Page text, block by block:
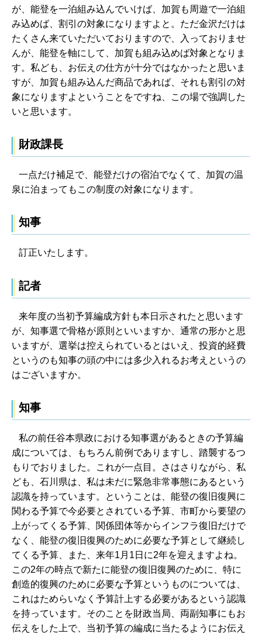
が、能登を一泊組み込んでいけば、加賀も周遊で一泊組
み込めば、割引の対象になりますよと。ただ金沢だけは
たくさん来ていただいておりますので、入っておりませ
んが、能登を軸にして、加賀も組み込めば対象となりま
す。私ども、お伝えの仕方が十分ではなかったと思いま
すが、加賀も組み込んだ商品であれば、それも割引の対
象になりますよということをですね、この場で強調した
いと思います。
財政課長
一点だけ補足で、能登だけの宿泊でなくて、加賀の温
泉に泊まってもこの制度の対象になります。
知事
訂正いたします。
記者
来年度の当初予算編成方針も本日示されたと思います
が、知事選で骨格が原則といいますか、通常の形かと思
いますが、選挙は控えられているとはいえ、投資的経費
というのも知事の頭の中には多少入れるお考えというの
はございますか。
知事
私の前任谷本県政における知事選があるときの予算編
成については、もちろん前例でありますし、踏襲するつ
もりでおりました。これが一点目。さはさりながら、私
ども、石川県は、私は未だに緊急非常事態にあるという
認識を持っています。ということは、能登の復旧復興に
関わる予算で今必要とされている予算、市町から要望の
上がってくる予算、関係団体等からインフラ復旧だけで
なく、能登の復旧復興のために必要な予算として継続し
てくる予算、また、来年1月1日に2年を迎えますよね。
この2年の時点で新たに能登の復旧復興のために、特に
創造的復興のために必要な予算というものについては、
これはためらいなく予算計上する必要があるという認識
を持っています。そのことを財政当局、両副知事にもお
伝えをした上で、当初予算の編成に当たるようにお伝え